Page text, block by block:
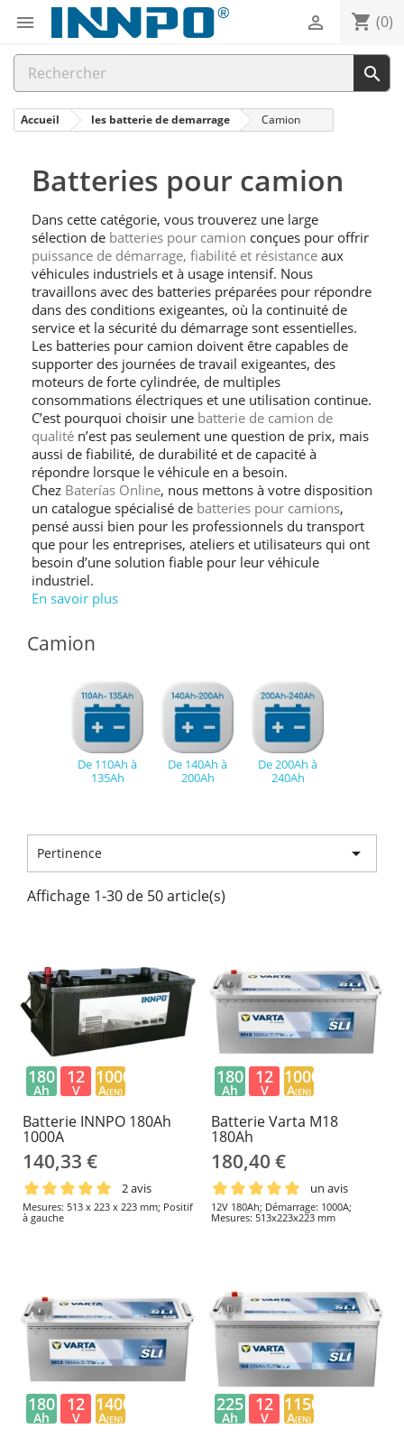
 shopping_cart (0)


Accueil les batterie de demarrage Camion
Batteries pour camion
Dans cette catégorie, vous trouverez une large
sélection de batteries pour camion conçues pour offrir
puissance de démarrage, fiabilité et résistance aux
véhicules industriels et à usage intensif. Nous
travaillons avec des batteries préparées pour répondre
dans des conditions exigeantes, où la continuité de
service et la sécurité du démarrage sont essentielles.
Les batteries pour camion doivent être capables de
supporter des journées de travail exigeantes, des
moteurs de forte cylindrée, de multiples
consommations électriques et une utilisation continue.
C’est pourquoi choisir une batterie de camion de
qualité n’est pas seulement une question de prix, mais
aussi de fiabilité, de durabilité et de capacité à
répondre lorsque le véhicule en a besoin.
Chez Baterías Online, nous mettons à votre disposition
un catalogue spécialisé de batteries pour camions,
pensé aussi bien pour les professionnels du transport
que pour les entreprises, ateliers et utilisateurs qui ont
besoin d’une solution fiable pour leur véhicule
industriel.
En savoir plus
Camion
De 110Ah à
135Ah
De 140Ah à
200Ah
De 200Ah à
240Ah
Pertinence 
Affichage 1-30 de 50 article(s)
Batterie INNPO 180Ah
1000A
140,33 €
2 avis
Mesures: 513 x 223 x 223 mm; Positif
à gauche
180
Ah
12
V
1000
A(EN)
Batterie Varta M18
180Ah
180,40 €
un avis
12V 180Ah; Démarrage: 1000A;
Mesures: 513x223x223 mm
180
Ah
12
V
1000
A(EN)
180
Ah
12
V
1400
A(EN)
225
Ah
12
V
1150
A(EN)